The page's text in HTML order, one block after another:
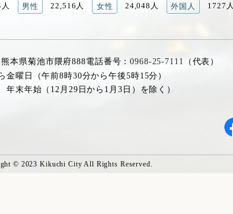
男性 22,516人 女性 24,048人 外国人 1727人
本県菊池市隈府888電話番号：0968-25-7111
（代表）
金曜日（午前8時30分から午後5時15分）
年末年始（12月29日から1月3日）を除く）
© 2023 Kikuchi City All Rights Reserved.